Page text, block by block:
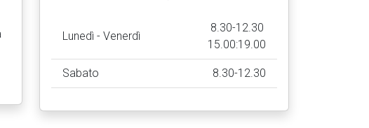
Lunedì - Venerdì
8.30-12.30
15.00:19.00
Sabato 8.30-12.30